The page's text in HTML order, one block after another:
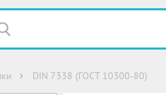
DIN 7338 (ГОСТ 10300-80)